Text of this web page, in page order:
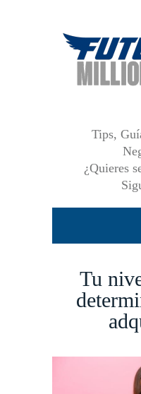
Tips,
¿Quieres
Tu